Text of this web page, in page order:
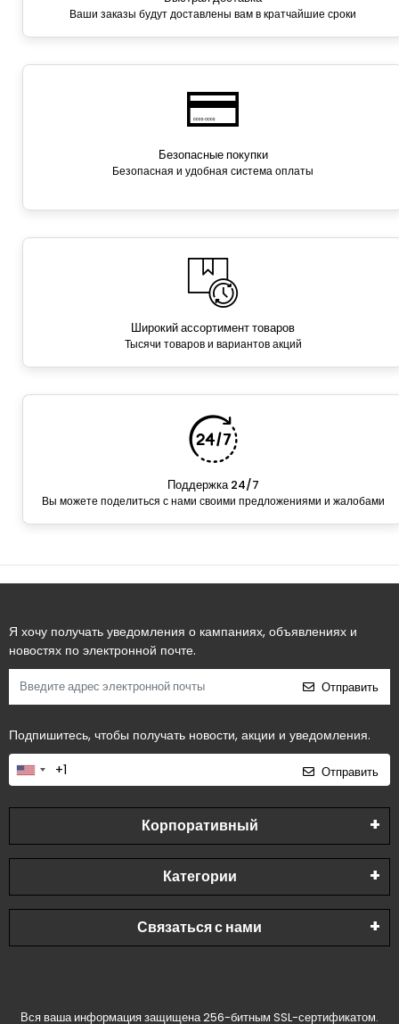
Ваши заказы будут доставлены вам в кратчайшие сроки
Безопасные покупки
Безопасная и удобная система оплаты
Широкий ассортимент товаров
Тысячи товаров и вариантов акций
Поддержка 24/7
Вы можете поделиться с нами своими предложениями и жалобами
Я хочу получать уведомления о кампаниях, объявлениях и
новостях по электронной почте.
Отправить
Подпишитесь, чтобы получать новости, акции и уведомления.
Отправить
Корпоративный
Категории
Связаться с нами
Вся ваша информация защищена 256-битным SSL-сертификатом.